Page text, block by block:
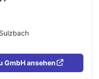
tiefgreifende
Ausführung von
und
Bildung,
Sulzbach
GmbH ansehen